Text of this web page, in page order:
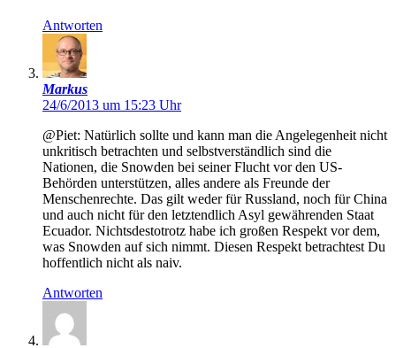
Antworten
Markus
24/6/2013 um 15:23 Uhr
@Piet: Natürlich sollte und kann man die Angelegenheit nicht
unkritisch betrachten und selbstverständlich sind die
Nationen, die Snowden bei seiner Flucht vor den US-
Behörden unterstützen, alles andere als Freunde der
Menschenrechte. Das gilt weder für Russland, noch für China
und auch nicht für den letztendlich Asyl gewährenden Staat
Ecuador. Nichtsdestotrotz habe ich großen Respekt vor dem,
was Snowden auf sich nimmt. Diesen Respekt betrachtest Du
hoffentlich nicht als naiv.
Antworten